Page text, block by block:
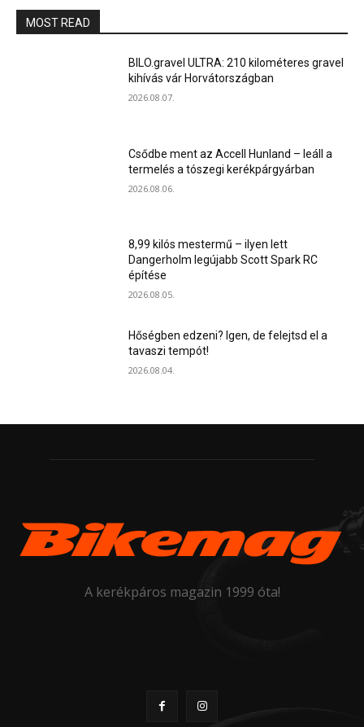
MOST READ
BILO.gravel ULTRA: 210 kilométeres gravel
kihívás vár Horvátországban
2026.08.07.
Csődbe ment az Accell Hunland – leáll a
termelés a tószegi kerékpárgyárban
2026.08.06.
8,99 kilós mestermű – ilyen lett
Dangerholm legújabb Scott Spark RC
építése
2026.08.05.
Hőségben edzeni? Igen, de felejtsd el a
tavaszi tempót!
2026.08.04.
A kerékpáros magazin 1999 óta!